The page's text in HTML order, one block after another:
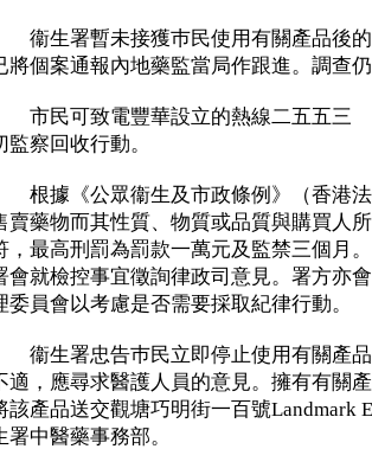
衞生署暫未接獲巿民使用有關產品後的
將個案通報內地藥監當局作跟進。調
市民可致電豐華設立的熱線二五五三
監察回收行動。
根據《公眾衞生及市政條例》（香港法
賣藥物而其性質、物質或品質與購買人
，最高刑罰為罰款一萬元及監禁三個月
會就檢控事宜徵詢律政司意見。署方亦
委員會以考慮是否需要採取紀律行
衞生署忠告巿民立即停止使用有關產品
適，應尋求醫護人員的意見。擁有有關
該產品送交觀塘巧明街一百號Landmark
署中醫藥事務部。